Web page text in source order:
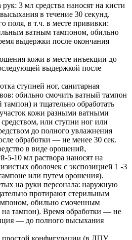
3 мл средства наносят на кисти
в течение 30 секунд.
поля, в т.ч. в месте прививки:
ватным тампоном, обильно
выдержки после окончания
кожи в месте инъекции до
выдержкой после
ступней ног, санитарная
обильно смочить ватный тампон
и тщательно обработать
кожи разными ватными
или ступни ног или
до полного увлажнения
обработки — не менее 30 сек.
в виде орошений,
5-10 мл раствора наносят на
оболочек с экспозицией 1 -3
или путем орошения).
на руки персонала: наружную
протирают стерильным
обильно смоченным
на тампон). Время обработки — не
— до полного высыхания
конфигурации (в ЛПУ,